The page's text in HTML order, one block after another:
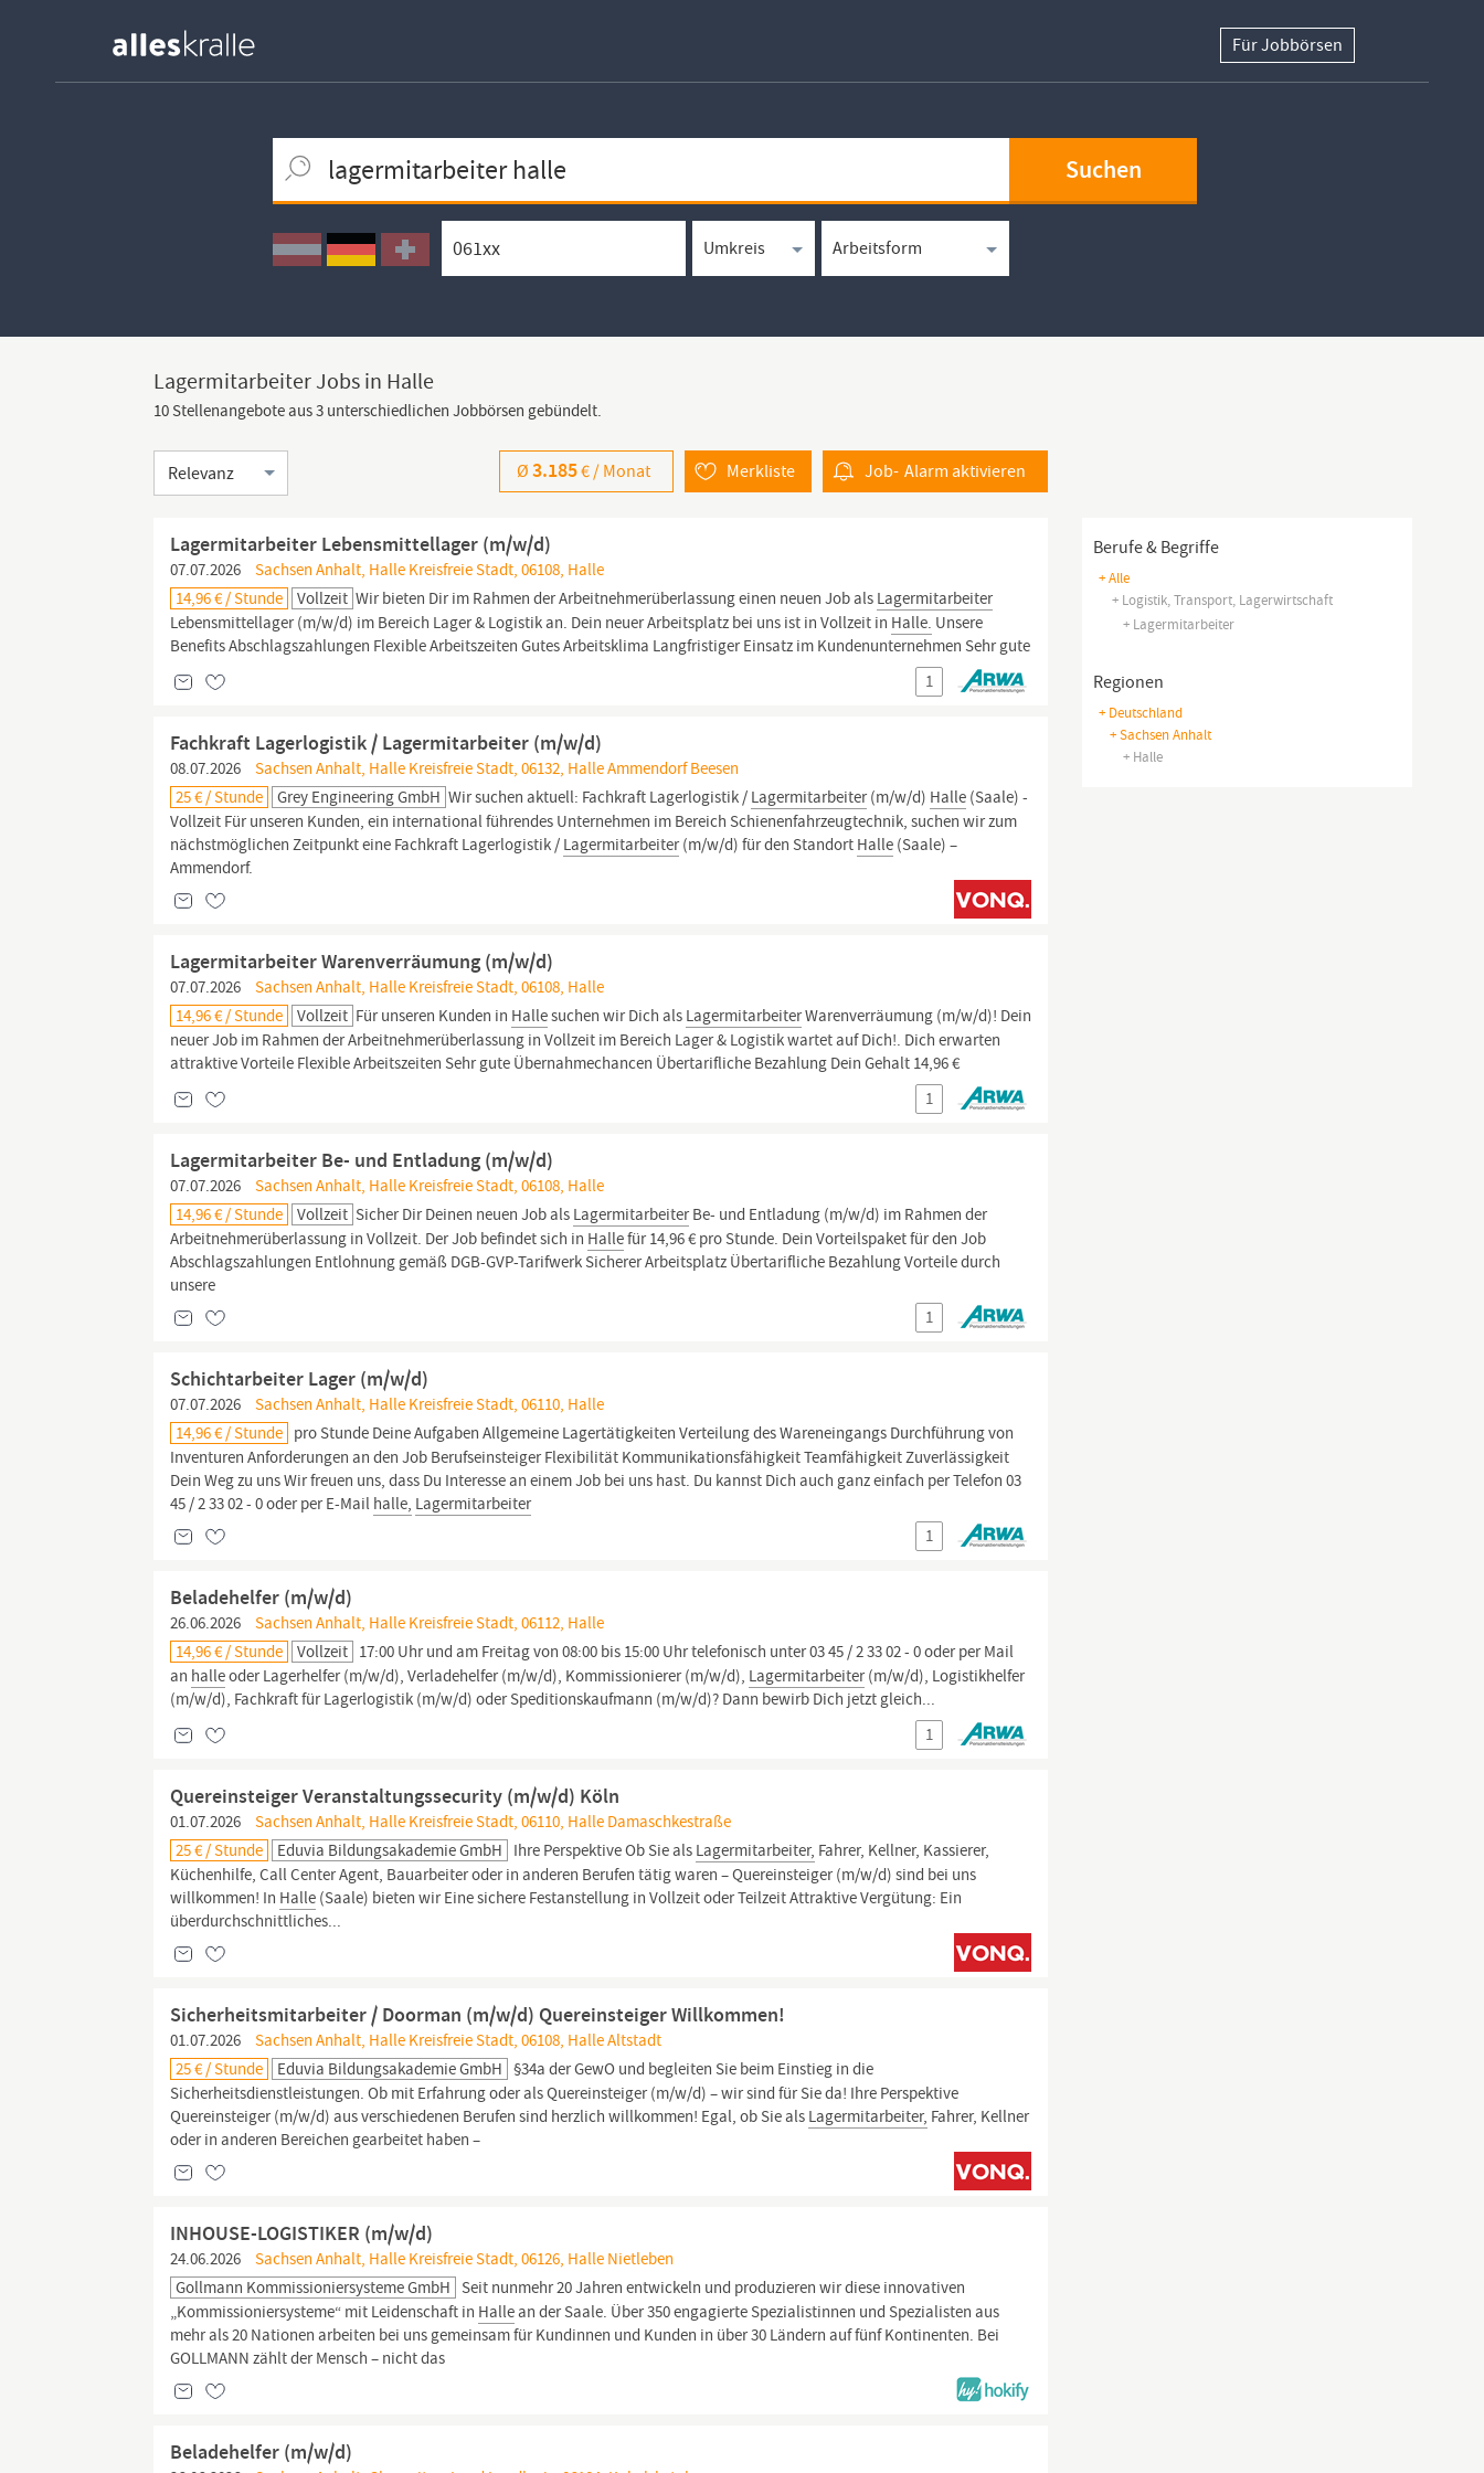
Für Jobbörsen
Ortssuche
Umkreissuche
Arbeitsform
Berufe & Begriffe
+ Alle
+ Logistik, Transport, Lagerwirtschaft
+ Lagermitarbeiter
Regionen
+ Deutschland
+ Sachsen Anhalt
+ Halle
Lagermitarbeiter Jobs in Halle
10 Stellenangebote aus 3 unterschiedlichen Jobbörsen gebündelt.
Sortierung Job- Alarmaktivieren
Merkliste
Ø3.185€ / Monat
Lagermitarbeiter Lebensmittellager (m/w/d)
07.07.2026
Sachsen Anhalt, Halle Kreisfreie Stadt, 06108, Halle
14,96 € / Stunde
Vollzeit Wir bieten Dir im Rahmen der Arbeitnehmerüberlassung einen neuen Job als Lagermitarbeiter
Lebensmittellager (m/w/d) im Bereich Lager & Logistik an. Dein neuer Arbeitsplatz bei uns ist in Vollzeit in Halle. Unsere
Benefits Abschlagszahlungen Flexible Arbeitszeiten Gutes Arbeitsklima Langfristiger Einsatz im Kundenunternehmen Sehr gute
1
Fachkraft Lagerlogistik / Lagermitarbeiter (m/w/d)
08.07.2026
Sachsen Anhalt, Halle Kreisfreie Stadt, 06132, Halle Ammendorf Beesen
25 € / Stunde
Grey Engineering GmbH Wir suchen aktuell: Fachkraft Lagerlogistik / Lagermitarbeiter(m/w/d) Halle (Saale) -
Vollzeit Für unseren Kunden, ein international führendes Unternehmen im Bereich Schienenfahrzeugtechnik, suchen wir zum
nächstmöglichen Zeitpunkt eine Fachkraft Lagerlogistik / Lagermitarbeiter(m/w/d) für den Standort Halle (Saale) –
Ammendorf.
Lagermitarbeiter Warenverräumung (m/w/d)
07.07.2026
Sachsen Anhalt, Halle Kreisfreie Stadt, 06108, Halle
14,96 € / Stunde
Vollzeit Für unseren Kunden in Hallesuchen wir Dich als LagermitarbeiterWarenverräumung (m/w/d)! Dein
neuer Job im Rahmen der Arbeitnehmerüberlassung in Vollzeit im Bereich Lager & Logistik wartet auf Dich!. Dich erwarten
attraktive Vorteile Flexible Arbeitszeiten Sehr gute Übernahmechancen Übertarifliche Bezahlung Dein Gehalt 14,96 €
1
Lagermitarbeiter Be- und Entladung (m/w/d)
07.07.2026
Sachsen Anhalt, Halle Kreisfreie Stadt, 06108, Halle
14,96 € / Stunde
Vollzeit Sicher Dir Deinen neuen Job als LagermitarbeiterBe- und Entladung (m/w/d) im Rahmen der
Arbeitnehmerüberlassung in Vollzeit. Der Job befindet sich in Hallefür 14,96 € pro Stunde. Dein Vorteilspaket für den Job
Abschlagszahlungen Entlohnung gemäß DGB-GVP-Tarifwerk Sicherer Arbeitsplatz Übertarifliche Bezahlung Vorteile durch
unsere
1
Schichtarbeiter Lager (m/w/d)
07.07.2026
Sachsen Anhalt, Halle Kreisfreie Stadt, 06110, Halle
14,96 € / Stunde pro Stunde Deine Aufgaben Allgemeine Lagertätigkeiten Verteilung des Wareneingangs Durchführung von
Inventuren Anforderungen an den Job Berufseinsteiger Flexibilität Kommunikationsfähigkeit Teamfähigkeit Zuverlässigkeit
Dein Weg zu uns Wir freuen uns, dass Du Interesse an einem Job bei uns hast. Du kannst Dich auch ganz einfach per Telefon 03
45 / 2 33 02 - 0 oder per E-Mail halle, Lagermitarbeiter
1
Beladehelfer (m/w/d)
26.06.2026
Sachsen Anhalt, Halle Kreisfreie Stadt, 06112, Halle
14,96 € / Stunde
Vollzeit 17:00 Uhr und am Freitag von 08:00 bis 15:00 Uhr telefonisch unter 03 45 / 2 33 02 - 0 oder per Mail
an halleoder Lagerhelfer (m/w/d), Verladehelfer (m/w/d), Kommissionierer (m/w/d), Lagermitarbeiter(m/w/d), Logistikhelfer
(m/w/d), Fachkraft für Lagerlogistik (m/w/d) oder Speditionskaufmann (m/w/d)? Dann bewirb Dich jetzt gleich...
1
Quereinsteiger Veranstaltungssecurity (m/w/d) Köln
01.07.2026
Sachsen Anhalt, Halle Kreisfreie Stadt, 06110, Halle Damaschkestraße
25 € / Stunde
Eduvia Bildungsakademie GmbH Ihre Perspektive Ob Sie als Lagermitarbeiter, Fahrer, Kellner, Kassierer,
Küchenhilfe, Call Center Agent, Bauarbeiter oder in anderen Berufen tätig waren – Quereinsteiger (m/w/d) sind bei uns
willkommen! In Halle (Saale) bieten wir Eine sichere Festanstellung in Vollzeit oder Teilzeit Attraktive Vergütung: Ein
überdurchschnittliches...
Sicherheitsmitarbeiter / Doorman (m/w/d) Quereinsteiger Willkommen!
01.07.2026
Sachsen Anhalt, Halle Kreisfreie Stadt, 06108, Halle Altstadt
25 € / Stunde
Eduvia Bildungsakademie GmbH §34a der GewO und begleiten Sie beim Einstieg in die
Sicherheitsdienstleistungen. Ob mit Erfahrung oder als Quereinsteiger (m/w/d) – wir sind für Sie da! Ihre Perspektive
Quereinsteiger (m/w/d) aus verschiedenen Berufen sind herzlich willkommen! Egal, ob Sie als Lagermitarbeiter, Fahrer, Kellner
oder in anderen Bereichen gearbeitet haben –
INHOUSE-LOGISTIKER (m/w/d)
24.06.2026
Sachsen Anhalt, Halle Kreisfreie Stadt, 06126, Halle Nietleben
Gollmann Kommissioniersysteme GmbH Seit nunmehr 20 Jahren entwickeln und produzieren wir diese innovativen
„Kommissioniersysteme“ mit Leidenschaft in Hallean der Saale. Über 350 engagierte Spezialistinnen und Spezialisten aus
mehr als 20 Nationen arbeiten bei uns gemeinsam für Kundinnen und Kunden in über 30 Ländern auf fünf Kontinenten. Bei
GOLLMANN zählt der Mensch – nicht das
Beladehelfer (m/w/d)